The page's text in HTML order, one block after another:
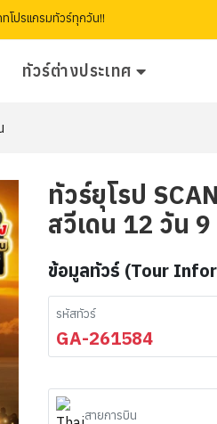
ทโปรแกรมทัวร์ทุกวัน!!
ทัวร์ต่างประเทศ
ทัวร์ยุโรป
สวีเดน 12 วัน
ข้อมูลทัวร์ (Tour
รหัสทัวร์
GA-261584
สายการบิน